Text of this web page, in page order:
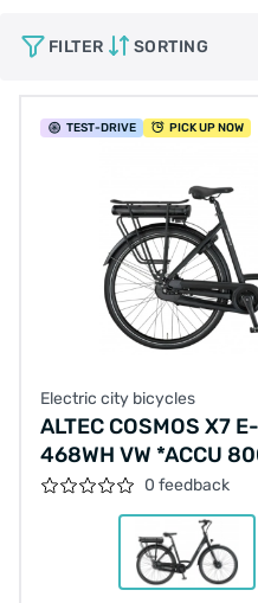
FILTER SORTING
TEST-DRIVE PICK UP NOW
Electric city bicycles
ALTEC COSMOS X7
468WH VW *ACCU
0 feedback